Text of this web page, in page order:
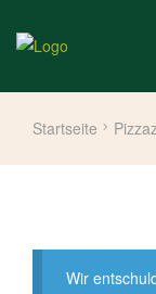
Startseite
Wir